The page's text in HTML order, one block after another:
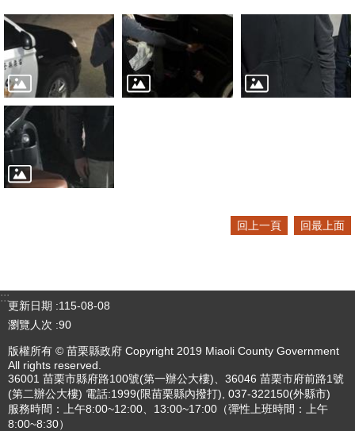
回上一頁 回最上面
:::
更新日期
115-08-08
瀏覽人次 90
版權所有 © 苗栗縣政府 Copyright 2019 Miaoli County Government
All rights reserved.
36001 苗栗市縣府路100號(第一辦公大樓)、36046 苗栗市府前路1號
(第二辦公大樓) 電話:1999(限苗栗縣內撥打), 037-322150(外縣市)
服務時間：上午8:00~12:00、13:00~17:00（彈性上班時間：上午
8:00~8:30）